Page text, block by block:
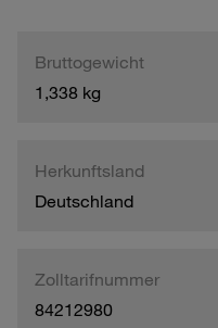
Bruttogewicht
1,338 kg
Herkunftsland
Deutschland
Zolltarifnummer
84212980